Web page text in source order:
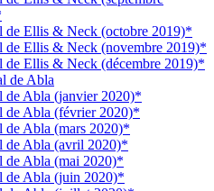
de Ellis & Neck (octobre 2019)*
de Ellis & Neck (novembre 2019)*
de Ellis & Neck (décembre 2019)*
de Abla
de Abla (janvier 2020)*
de Abla (février 2020)*
de Abla (mars 2020)*
de Abla (avril 2020)*
de Abla (mai 2020)*
de Abla (juin 2020)*